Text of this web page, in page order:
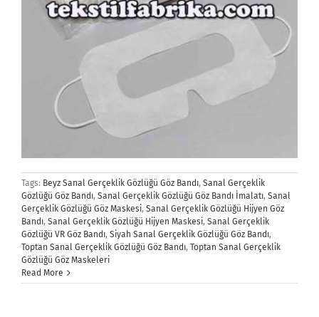
Tags: Beyz Sanal Gerçeklik Gözlüğü Göz Bandı, Sanal Gerçeklik
Gözlüğü Göz Bandı, Sanal Gerçeklik Gözlüğü Göz Bandı İmalatı, Sanal
Gerçeklik Gözlüğü Göz Maskesi, Sanal Gerçeklik Gözlüğü Hijyen Göz
Bandı, Sanal Gerçeklik Gözlüğü Hijyen Maskesi, Sanal Gerçeklik
Gözlüğü VR Göz Bandı, Siyah Sanal Gerçeklik Gözlüğü Göz Bandı,
Toptan Sanal Gerçeklik Gözlüğü Göz Bandı, Toptan Sanal Gerçeklik
Gözlüğü Göz Maskeleri
Read More